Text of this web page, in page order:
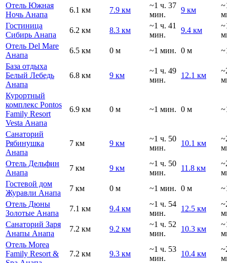
Отель Южная
Ночь Анапа
6.1 км 7.9 км
~1 ч. 37
мин.
9 км
Гостиница
Сибирь Анапа
6.2 км 8.3 км
~1 ч. 41
мин.
9.4 км
Отель Del Mare
Анапа
6.5 км 0 м ~1 мин. 0 м
База отдыха
Белый Лебедь
Анапа
6.8 км 9 км
~1 ч. 49
мин.
12.1 км
Курортный
комплекс Pontos
Family Resort
Vesta Анапа
6.9 км 0 м ~1 мин. 0 м
Санаторий
Рябинушка
Анапа
7 км 9 км
~1 ч. 50
мин.
10.1 км
Отель Дельфин
Анапа
7 км 9 км
~1 ч. 50
мин.
11.8 км
Гостевой дом
Журавли Анапа
7 км 0 м ~1 мин. 0 м
Отель Дюны
Золотые Анапа
7.1 км 9.4 км
~1 ч. 54
мин.
12.5 км
Санаторий Заря
Анапы Анапа
7.2 км 9.2 км
~1 ч. 52
мин.
10.3 км
Отель Morea
Family Resort &
7.2 км 9.3 км
~1 ч. 53
мин.
10.4 км